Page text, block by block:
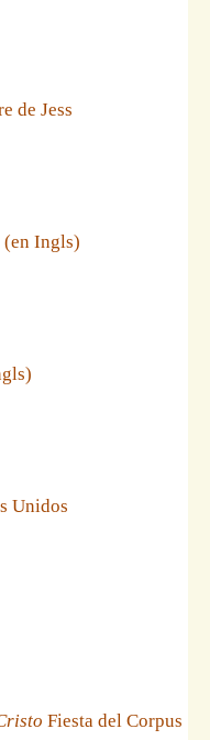
de Jess
(en Ingls)
Unidos
Fiesta del Corpus